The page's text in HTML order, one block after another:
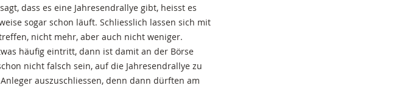
dass es eine Jahresendrallye gibt, heisst es
sogar schon läuft. Schliesslich lassen sich mit
nicht mehr, aber auch nicht weniger.
häufig eintritt, dann ist damit an der Börse
nicht falsch sein, auf die Jahresendrallye zu
auszuschliessen, denn dann dürften am